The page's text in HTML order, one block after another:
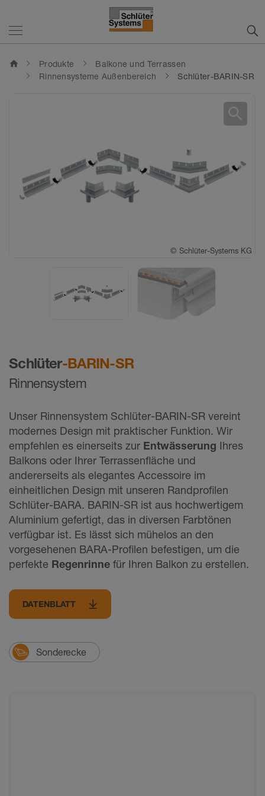
home Produkte
Balkone und Terrassen
Rinnensysteme Außenbereich
Schlüter-BARIN-SR
Schlüter-BARIN-SR
Rinnensystem
Unser Rinnensystem Schlüter-BARIN-SR vereint
modernes Design mit praktischer Funktion. Wir
empfehlen es einerseits zur Entwässerung Ihres
Balkons oder Ihrer Terrassenfläche und
andererseits als elegantes Accessoire im
einheitlichen Design mit unseren Randprofilen
Schlüter-BARA. BARIN-SR ist aus hochwertigem
Aluminium gefertigt, das in diversen Farbtönen
verfügbar ist. Es lässt sich mühelos an den
vorgesehenen BARA-Profilen befestigen, um die
perfekte Regenrinne für Ihren Balkon zu erstellen.
DATENBLATT
Sonderecke
© Schlüter-Systems KG
© Schlüter-Systems KG